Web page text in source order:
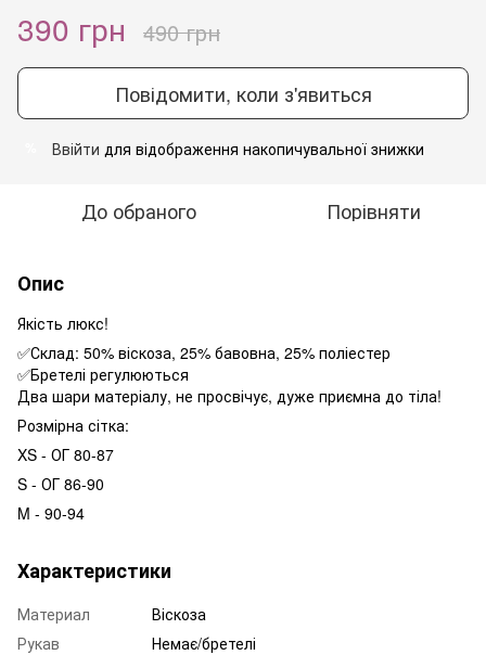
390 грн 490 грн
Повідомити, коли з'явиться
Ввійти для відображення накопичувальної знижки
До обраного Порівняти
Опис
Якість люкс!
✅Склад: 50% віскоза, 25% бавовна, 25% поліестер
✅Бретелі регулюються
Два шари матеріалу, не просвічує, дуже приємна до тіла!
Розмірна сітка:
XS - ОГ 80-87
S - ОГ 86-90
M - 90-94
Характеристики
Материал
Віскоза
Рукав
Немає/бретелі